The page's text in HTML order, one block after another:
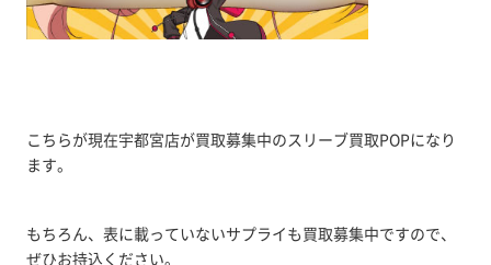
こちらが現在宇都宮店が買取募集中のスリーブ買取POPになり
ます。
もちろん、表に載っていないサプライも買取募集中ですので、
ぜひお持込ください。